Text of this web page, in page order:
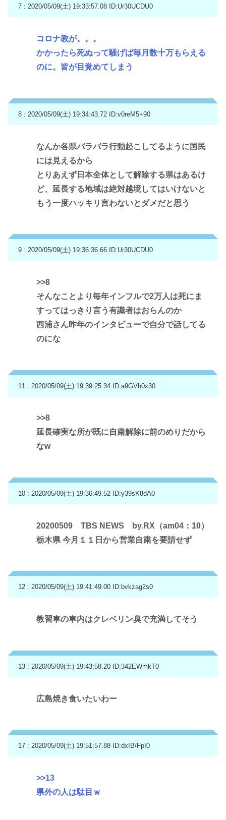
7 : 2020/05/09(土) 19:33:57.08 ID:Ur30UCDU0
コロナ教が。。。
かかったら死ぬって騒げば毎月数十万もらえる
のに。皆が目覚めてしまう
8 : 2020/05/09(土) 19:34:43.72 ID:v0reM5+90
なんか各県バラバラ行動起こしてるように国民
には見えるから
とりあえず日本全体として解除する県はあるけ
ど、延長する地域は絶対越境してはいけないと
もう一度ハッキリ言わないとダメだと思う
9 : 2020/05/09(土) 19:36:36.66 ID:Ur30UCDU0
>>8
そんなことより毎年インフルで2万人は死にま
すってはっきり言う有識者はおらんのか
西浦さん昨年のインタビューで自分で話してる
のにな
11 : 2020/05/09(土) 19:39:25.34 ID:a9GVh0x30
>>8
延長確実な所が既に自粛解除に前のめりだから
なw
10 : 2020/05/09(土) 19:36:49.52 ID:y39sK8dA0
20200509 TBS NEWS by.RX（am04：10）
栃木県 今月１１日から営業自粛を要請せず
12 : 2020/05/09(土) 19:41:49.00 ID:bvkzag2s0
教習車の車内はクレベリン臭で充満してそう
13 : 2020/05/09(土) 19:43:58.20 ID:342EWmkT0
広島焼き食いたいわー
17 : 2020/05/09(土) 19:51:57.88 ID:dxIB/FpI0
>>13
県外の人は駄目ｗ